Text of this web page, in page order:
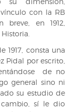
con la RB
en 1912,
1917, consta una
Pidal por escrito,
de no
general sino ni
su estudio de
cambio, sí le dio